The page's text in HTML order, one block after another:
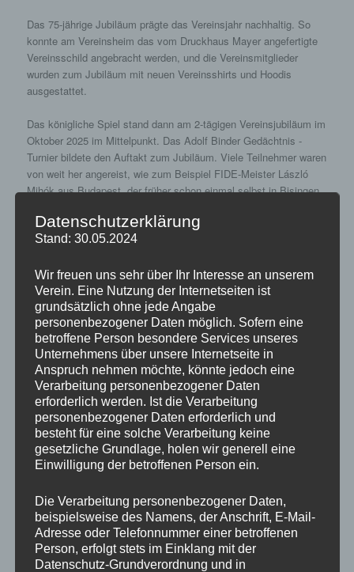
Das 75-jährige Jubiläum prägte das Vereinsjahr nachhaltig. So
konnte am Vereinsheim das vom Druckhaus Mayer angefertigte
Vereinsschild angebracht werden, und die Vereinsmitglieder
wurden zum Jubiläum mit neuen Vereinsshirts und Hoodis
ausgestattet.
Das königliche Spiel stand dann am 2-tägigen Vereinsjubiläum im
Oktober 2025 im Mittelpunkt. Das Adolf Binder Gedächtnis -
Turnier bildete den Auftakt zum Jubiläum. Viele Teilnehmer waren
von weit her angereist, wie zum Beispiel FIDE-Meister László
Mihók aus Budapest, der früher schon einmal selbst in Bisingen
Vereinsmitglieder mischten sich unter die über 40 am Turnier
Teilnehmenden.
Am 2. Festtag hatte der Verein The Big Greek aus Hamburg
engagiert. Der Schachexperte und YouTuber überzeugte bei
einem Training mit seinem großen Schachwissen. Überzeugen
konnte auch das leckere Festbüffet das den zweiten Tag
abrundete.
Auch beim Maibaum stellen der Bisinger Butzen hat der
Schachverein 2026 mit seinem Stand und Freiluftschach erneut
teilgenommen.
Im Ausblick auf das Vereinsjahr nannte der Vorsitzende auch die
weiteren Termine im Vereinsjahr, unter anderem eine kleine
Wanderung mit Minigolf-Turnier und die Einladung zum Grillen bei
10.und 11.10. auf die Burg Hohenzollern zu den
Hohenzollerntagen mit dem diesjährigen Motto „Familienbande“.
Den Jahresabschluss soll dann traditionell wieder das
Weihnachtsblitzturnier zieren, bei dem sich zuletzt Markus
Datenschutzerklärung
Stand: 30.05.2024
Wir freuen uns sehr über Ihr Interesse an unserem
Verein. Eine Nutzung der Internetseiten ist
grundsätzlich ohne jede Angabe
personenbezogener Daten möglich. Sofern eine
betroffene Person besondere Services unseres
Unternehmens über unsere Internetseite in
Anspruch nehmen möchte, könnte jedoch eine
Verarbeitung personenbezogener Daten
erforderlich werden. Ist die Verarbeitung
personenbezogener Daten erforderlich und
besteht für eine solche Verarbeitung keine
gesetzliche Grundlage, holen wir generell eine
Einwilligung der betroffenen Person ein.
Die Verarbeitung personenbezogener Daten,
beispielsweise des Namens, der Anschrift, E-Mail-
Adresse oder Telefonnummer einer betroffenen
Person, erfolgt stets im Einklang mit der
Datenschutz-Grundverordnung und in